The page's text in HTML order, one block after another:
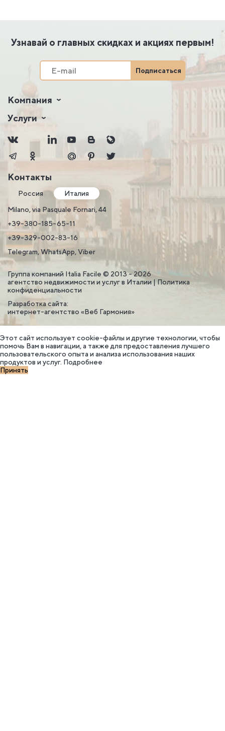
Узнавай о главных скидках и акциях первым!
Подписаться
Компания
Услуги
Контакты
Россия
Италия
Milano, via Pasquale Fornari, 44
+39-380-185-65-11
+39-329-002-83-16
Telegram, WhatsApp, Viber
Группа компаний Italia Facile © 2013 - 2026
агентство недвижимости и услуг в Италии |Политика
конфиденциальности
Разработка сайта:
интернет-агентство «Веб Гармония»
Этот сайт использует cookie-файлы и другие технологии, чтобы
помочь Вам в навигации, а также для предоставления лучшего
пользовательского опыта и анализа использования наших
продуктов и услуг. Подробнее
Принять